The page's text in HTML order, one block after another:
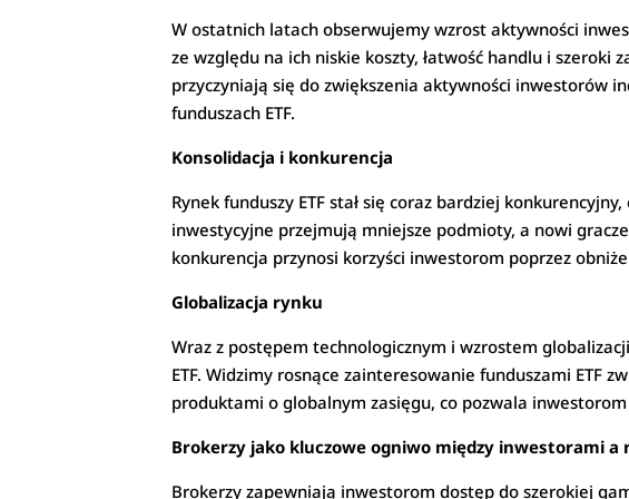
W ostatnich latach obserwujemy wzrost aktywności
ze względu na ich niskie koszty, łatwość handlu i
przyczyniają się do zwiększenia aktywności inwestorów
funduszach ETF.
Konsolidacja i konkurencja
Rynek funduszy ETF stał się coraz bardziej
inwestycyjne przejmują mniejsze podmioty, a nowi
konkurencja przynosi korzyści inwestorom poprzez
Globalizacja rynku
Wraz z postępem technologicznym i wzrostem
ETF. Widzimy rosnące zainteresowanie funduszami ETF
produktami o globalnym zasięgu, co pozwala
Brokerzy jako kluczowe ogniwo między inwestorami a
Brokerzy zapewniają inwestorom dostęp do szerokiej